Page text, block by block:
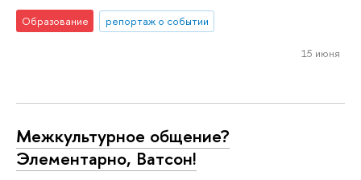
Образование репортаж о событии
15 июня
Межкультурное общение?
Элементарно, Ватсон!